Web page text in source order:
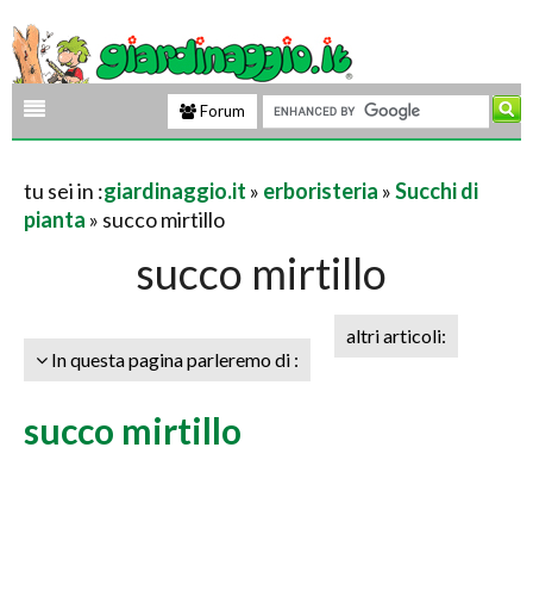
Forum
tu sei in :giardinaggio.it » erboristeria »Succhi di
pianta » succo mirtillo
succo mirtillo
In questa pagina parleremo di :
altri articoli:
succo mirtillo